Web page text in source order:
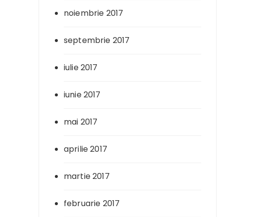
noiembrie 2017
septembrie 2017
iulie 2017
iunie 2017
mai 2017
aprilie 2017
martie 2017
februarie 2017